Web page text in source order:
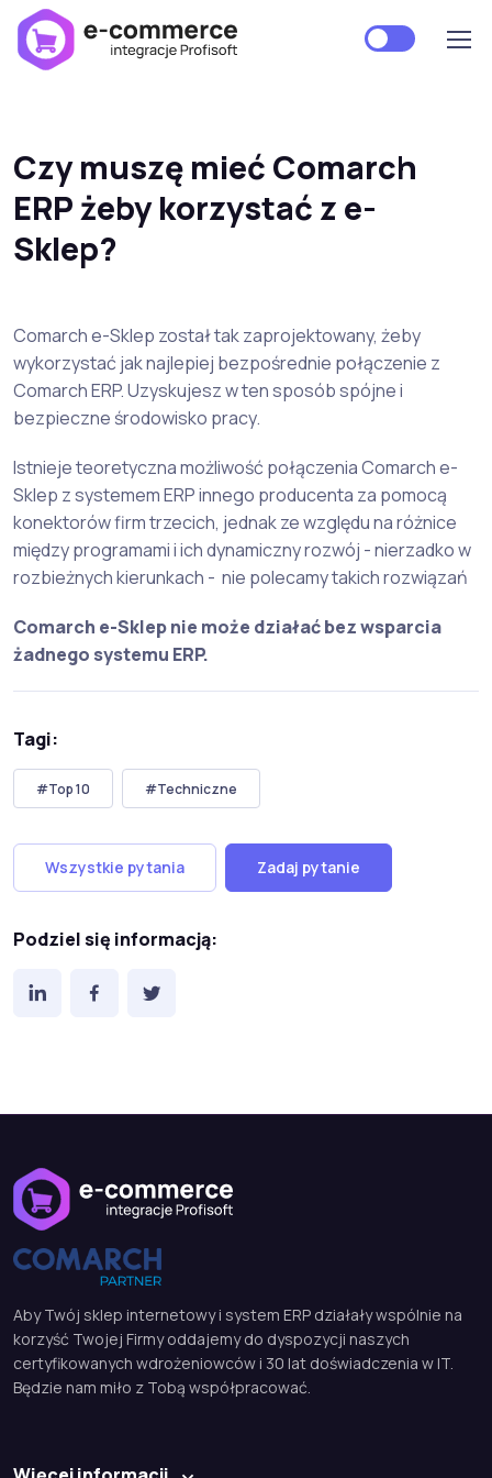
Czy muszę mieć Comarch
ERP żeby korzystać z e-
Sklep?
Comarch e-Sklep został tak zaprojektowany, żeby
wykorzystać jak najlepiej bezpośrednie połączenie z
Comarch ERP. Uzyskujesz w ten sposób spójne i
bezpieczne środowisko pracy.
Istnieje teoretyczna możliwość połączenia Comarch e-
Sklep z systemem ERP innego producenta za pomocą
konektorów firm trzecich, jednak ze względu na różnice
między programami i ich dynamiczny rozwój - nierzadko w
rozbieżnych kierunkach - nie polecamy takich rozwiązań
Comarch e-Sklep nie może działać bez wsparcia
żadnego systemu ERP.
Tagi:
#Top 10 #Techniczne
Wszystkie pytania Zadaj pytanie
Podziel się informacją:
Aby Twój sklep internetowy i system ERP działały wspólnie na
korzyść Twojej Firmy oddajemy do dyspozycji naszych
certyfikowanych wdrożeniowców i 30 lat doświadczenia w IT.
Będzie nam miło z Tobą współpracować.